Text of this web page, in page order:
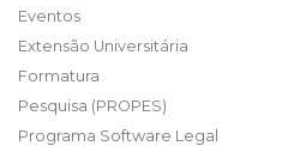
Eventos
Extensão Universitária
Formatura
Pesquisa (PROPES)
Programa Software Legal